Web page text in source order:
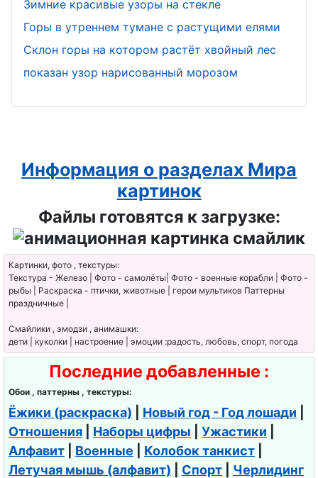
Зимние красивые узоры на стекле
Горы в утреннем тумане с растущими елями
Склон горы на котором растёт хвойный лес
показан узор нарисованный морозом
Информация о разделах Мира
картинок
Файлы готовятся к загрузке:
Картинки, фото , текстуры:
Текстура - Железо | Фото - самолёты| Фото - военные корабли | Фото -
рыбы | Раскраска - птички, животные | герои мультиков Паттерны
праздничные |
Смайлики , эмодзи , анимашки:
дети | куколки | настроение | эмоции :радость, любовь, спорт, погода
Последние добавленные :
Обои , паттерны , текстуры:
Ёжики (раскраска) Новый год - Год лошади
Отношения
Наборы цифры Ужастики
Алфавит
Военные Колобок танкист
Летучая мышь (алфавит)
Спорт
Черлидинг